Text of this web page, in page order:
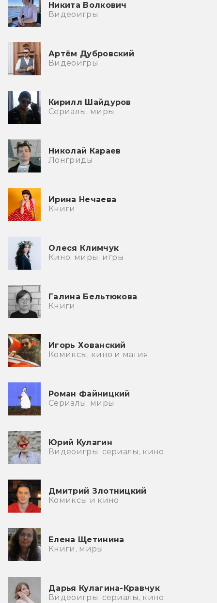
Никита Волкович
Видеоигры
Артём Дубровский
Видеоигры
Кирилл Шайдуров
Сериалы, миры
Николай Караев
Лонгриды
Ирина Нечаева
Книги
Олеся Климчук
Кино, миры, игры
Галина Бельтюкова
Книги
Игорь Хованский
Комиксы, кино и магия
Роман Файницкий
Сериалы, миры
Юрий Кулагин
Видеоигры, сериалы, кино
Дмитрий Злотницкий
Комиксы и кино
Елена Щетинина
Книги, миры
Дарья Кулагина-Кравчук
Видеоигры, сериалы, кино